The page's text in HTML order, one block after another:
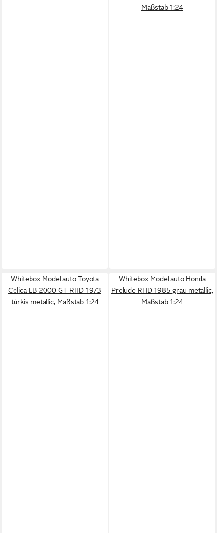
Maßstab 1:24
Whitebox Modellauto Toyota
Celica LB 2000 GT RHD 1973
türkis metallic, Maßstab 1:24
Whitebox Modellauto Honda
Prelude RHD 1985 grau metallic,
Maßstab 1:24